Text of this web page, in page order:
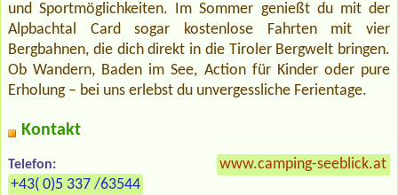
und Sportmöglichkeiten. Im Sommer genießt du mit der
Alpbachtal Card sogar kostenlose Fahrten mit vier
Bergbahnen, die dich direkt in die Tiroler Bergwelt bringen.
Ob Wandern, Baden im See, Action für Kinder oder pure
Erholung – bei uns erlebst du unvergessliche Ferientage.
Kontakt
Telefon:
+43( 0)5 337 /63544
www.camping-seeblick.at